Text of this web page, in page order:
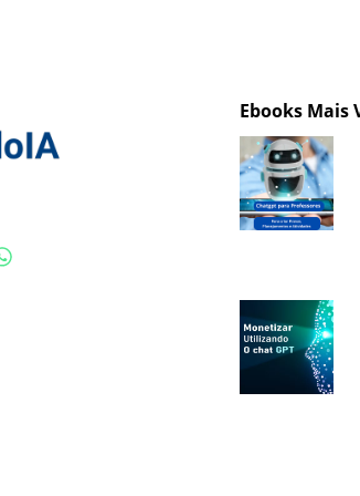
Ebooks Mais